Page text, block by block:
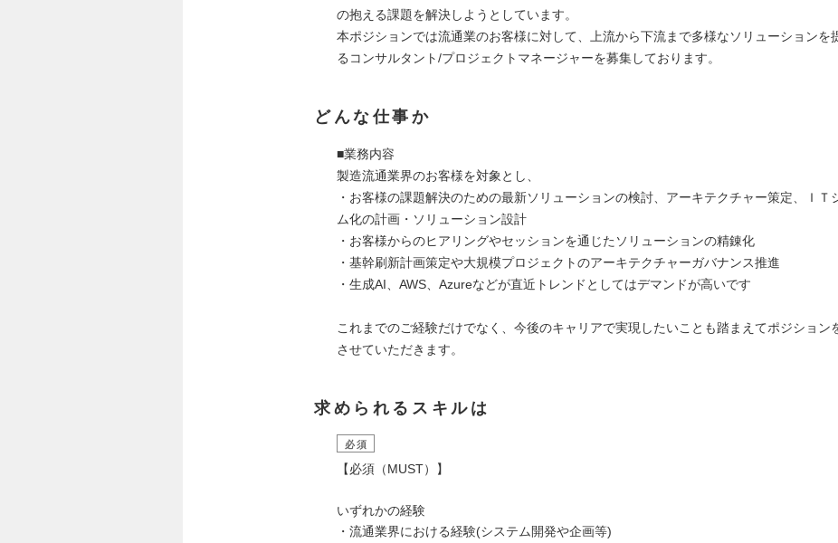
の抱える課題を解決しようとしています。
本ポジションでは流通業のお客様に対して、上流から下流まで多様なソリューションを
るコンサルタント/プロジェクトマネージャーを募集しております。
どんな仕事か
■業務内容
製造流通業界のお客様を対象とし、
・お客様の課題解決のための最新ソリューションの検討、アーキテクチャー策定、ＩＴ
ム化の計画・ソリューション設計
・お客様からのヒアリングやセッションを通じたソリューションの精錬化
・基幹刷新計画策定や大規模プロジェクトのアーキテクチャーガバナンス推進
・生成AI、AWS、Azureなどが直近トレンドとしてはデマンドが高いです
これまでのご経験だけでなく、今後のキャリアで実現したいことも踏まえてポジション
させていただきます。
求められるスキルは
必須
【必須（MUST）】
いずれかの経験
・流通業界における経験(システム開発や企画等)